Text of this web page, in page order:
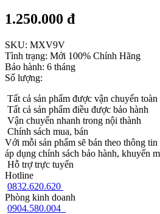
1.250.000 đ
SKU: MXV9V
Tình trạng: Mới 100% Chính Hãng
Bảo hành: 6 tháng
Số lượng:
Tất cả sản phẩm được vận chuyển toàn
Tất cả sản phẩm điều được bảo hành
Vận chuyển nhanh trong nội thành
Chính sách mua, bán
Với mỗi sản phẩm sẽ bán theo thông
áp dụng chính sách bảo hành, khuyến
Hỗ trợ trực tuyến
Hotline
0832.620.620
Phòng kinh doanh
0904.580.004